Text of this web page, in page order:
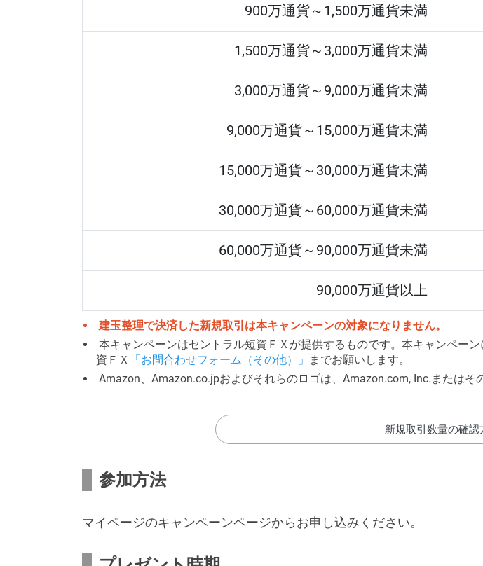
900万通貨～1,500万通貨未満
1,500万通貨～3,000万通貨未満
3,000万通貨～9,000万通貨未満
9,000万通貨～15,000万通貨未満
15,000万通貨～30,000万通貨未満
30,000万通貨～60,000万通貨未満
60,000万通貨～90,000万通貨未満
90,000万通貨以上
建玉整理で決済した新規取引は本キャンペーンの対象になりません。
本キャンペーンはセントラル短資ＦＸが提供するものです。本キャンペー
資ＦＸ
「お問合わせフォーム（その他）」
までお願いします。
Amazon、Amazon.co.jpおよびそれらのロゴは、Amazon.com, Inc.またはそ
新規取引数量の確認
参加方法
マイページのキャンペーンページからお申し込みください。